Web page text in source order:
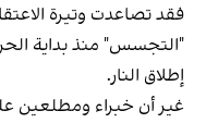
فقد تصاعدت وتيرة
"التجسس" منذ بداية
إطلاق النار.
غير أن خبراء ومطلعين